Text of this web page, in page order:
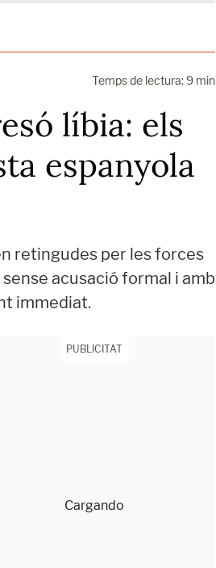
Temps de lectura: 9 min
líbia: els
espanyola
retingudes per les forces
acusació formal i amb
immediat.
PUBLICITAT